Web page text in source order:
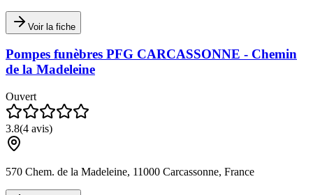
Voir la fiche
Pompes funèbres PFG CARCASSONNE - Chemin
de la Madeleine
Ouvert
3.8(4 avis)
570 Chem. de la Madeleine, 11000 Carcassonne, France